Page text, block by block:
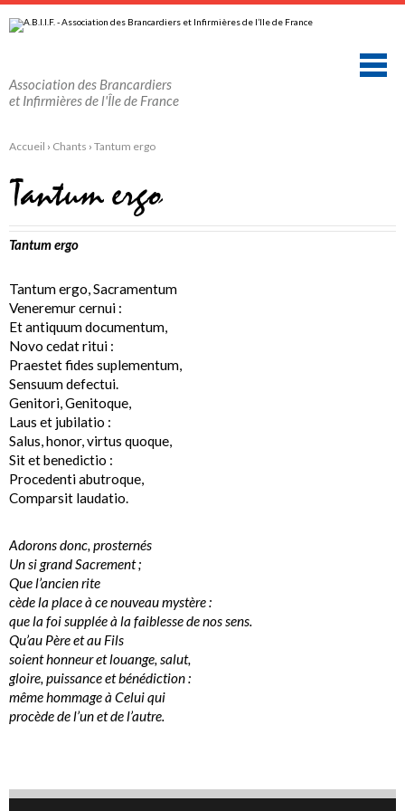
au
contenu.
navigation
personnels
Association des Brancardiers
et Infirmières de l'Île de France
Accueil › Chants › Tantum ergo
Tantum ergo
Tantum ergo
Tantum ergo, Sacramentum
Veneremur cernui :
Et antiquum documentum,
Novo cedat ritui :
Praestet fides suplementum,
Sensuum defectui.
Genitori, Genitoque,
Laus et jubilatio :
Salus, honor, virtus quoque,
Sit et benedictio :
Procedenti abutroque,
Comparsit laudatio.
Adorons donc, prosternés
Un si grand Sacrement ;
Que l’ancien rite
cède la place à ce nouveau mystère :
que la foi supplée à la faiblesse de nos sens.
Qu’au Père et au Fils
soient honneur et louange, salut,
gloire, puissance et bénédiction :
même hommage à Celui qui
procède de l’un et de l’autre.